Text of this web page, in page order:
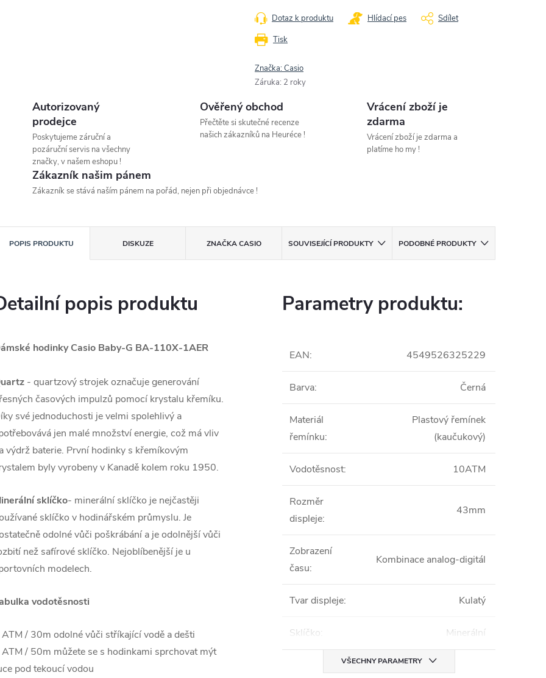
Tisk
Dotaz k produktu Hlídací pes Sdílet
Značka:Casio
Záruka: 2 roky
Autorizovaný
prodejce
Poskytujeme záruční a
pozáruční servis na všechny
značky, v našem eshopu !
Ověřený obchod
Přečtěte si skutečné recenze
našich zákazníků na Heuréce !
Vrácení zboží je
zdarma
Vrácení zboží je zdarma a
platíme ho my !
Zákazník našim pánem
Zákazník se stává naším pánem na pořád, nejen při objednávce !
POPIS PRODUKTU DISKUZE ZNAČKACASIO SOUVISEJÍCÍ PRODUKTY PODOBNÉ PRODUKTY
popis produktu
hodinky Casio Baby-G BA-110X-1AER
- quartzový strojek označuje generování
časových impulzů pomocí krystalu křemíku.
své jednoduchosti je velmi spolehlivý a
jen malé množství energie, což má vliv
výdrž baterie. První hodinky s křemíkovým
byly vyrobeny v Kanadě kolem roku 1950.
sklíčko- minerální sklíčko je nejčastěji
sklíčko v hodinářském průmyslu. Je
odolné vůči poškrábání a je odolnější vůči
než safírové sklíčko. Nejoblíbenější je u
modelech.
vodotěsnosti
/ 30m odolné vůči stříkající vodě a dešti
/ 50m můžete se s hodinkami sprchovat mýt
pod tekoucí vodou
Parametry produktu:
EAN: 4549526325229
Barva: Černá
Materiál
řemínku:
Plastový řemínek
(kaučukový)
Vodotěsnost: 10ATM
Rozměr
displeje:
43mm
Zobrazení
času:
Kombinace analog-digitál
Tvar displeje: Kulatý
Sklíčko: Minerální
VŠECHNY PARAMETRY